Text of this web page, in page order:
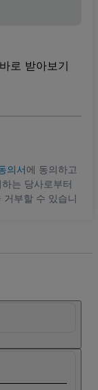
로 받아보기
의서에 동의하고
는 당사로부터
부할 수 있습니